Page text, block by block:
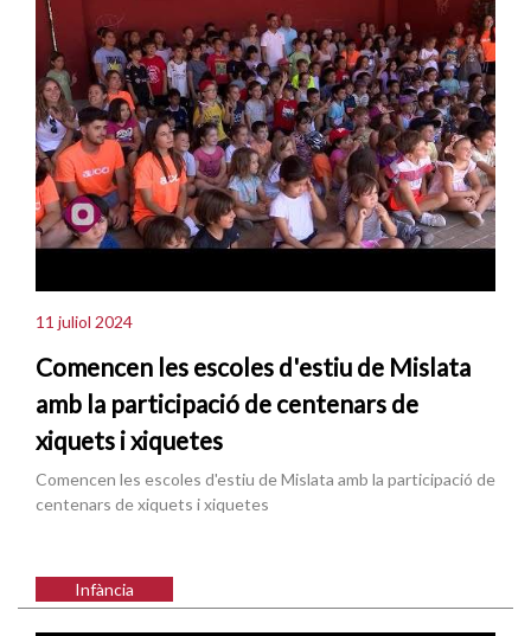
11 juliol 2024
Comencen les escoles d'estiu de Mislata
amb la participació de centenars de
xiquets i xiquetes
Comencen les escoles d'estiu de Mislata amb la participació de
centenars de xiquets i xiquetes
Infància